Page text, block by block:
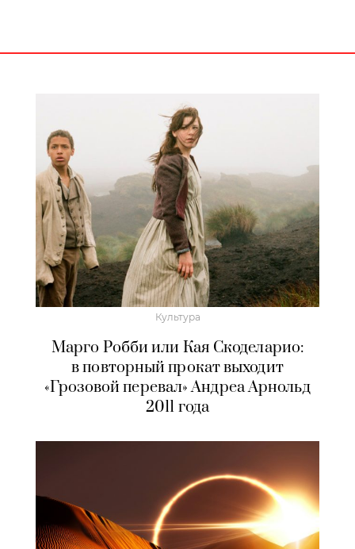
Культура
Марго Робби или Кая Скоделарио:
в повторный прокат выходит
«Грозовой перевал» Андреа Арнольд
2011 года